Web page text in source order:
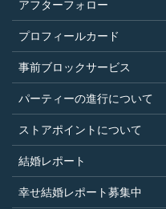
アフターフォロー
プロフィールカード
事前ブロックサービス
パーティーの進行について
ストアポイントについて
結婚レポート
幸せ結婚レポート募集中